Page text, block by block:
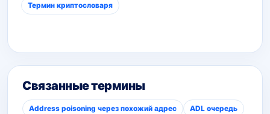
Термин криптословаря
Связанные термины
Address poisoning через похожий адрес ADL очередь